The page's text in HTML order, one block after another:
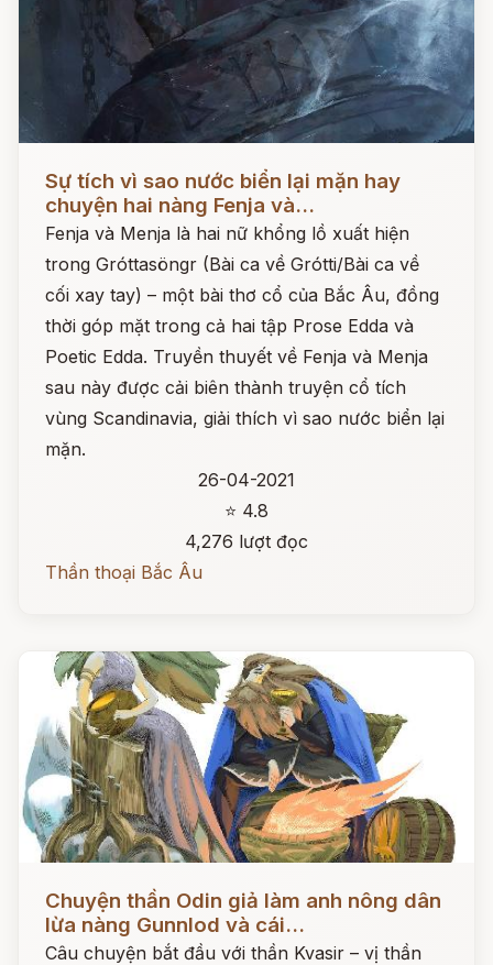
Sự tích vì sao nước biển lại mặn hay
chuyện hai nàng Fenja và...
Fenja và Menja là hai nữ khổng lồ xuất hiện
trong Gróttasöngr (Bài ca về Grótti/Bài ca về
cối xay tay) – một bài thơ cổ của Bắc Âu, đồng
thời góp mặt trong cả hai tập Prose Edda và
Poetic Edda. Truyền thuyết về Fenja và Menja
sau này được cải biên thành truyện cổ tích
vùng Scandinavia, giải thích vì sao nước biển lại
mặn.
26-04-2021
⭐ 4.8
4,276 lượt đọc
Thần thoại Bắc Âu
Chuyện thần Odin giả làm anh nông dân
lừa nàng Gunnlod và cái...
Câu chuyện bắt đầu với thần Kvasir – vị thần